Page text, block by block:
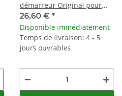
démarreur Original pour
Honda NB 50 NH 50 125
Kawasaki KLX 110
26,60 € *
Disponible immédiatement
Temps de livraison: 4 - 5
jours ouvrables